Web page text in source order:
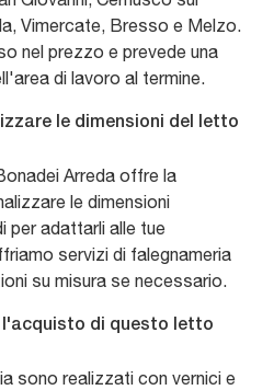
Vimercate, Bresso e Melzo.
nel prezzo e prevede una
di lavoro al termine.
le dimensioni del letto
Arreda offre la
le dimensioni
per adattarli alle tue
servizi di falegnameria
su misura se necessario.
di questo letto
sono realizzati con vernici e